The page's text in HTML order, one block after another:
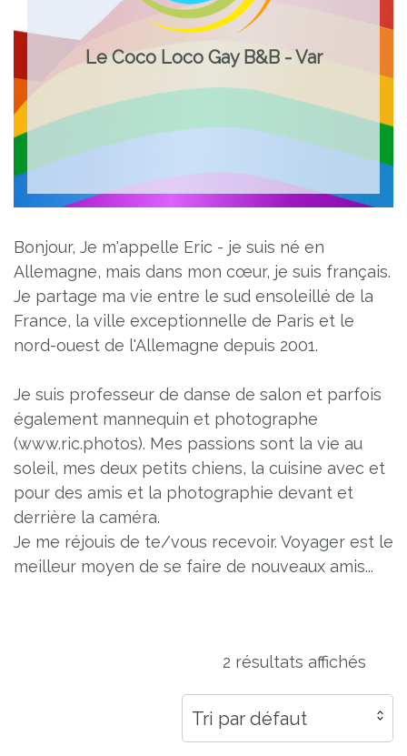
Le Coco Loco Gay B&B - Var
Bonjour, Je m'appelle Eric - je suis né en
Allemagne, mais dans mon cœur, je suis français.
Je partage ma vie entre le sud ensoleillé de la
France, la ville exceptionnelle de Paris et le
nord-ouest de l'Allemagne depuis 2001.
Je suis professeur de danse de salon et parfois
également mannequin et photographe
(www.ric.photos). Mes passions sont la vie au
soleil, mes deux petits chiens, la cuisine avec et
pour des amis et la photographie devant et
derrière la caméra.
Je me réjouis de te/vous recevoir. Voyager est le
meilleur moyen de se faire de nouveaux amis...
2 résultats affichés
Tri par défaut